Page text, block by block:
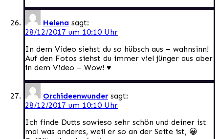
Helena sagt:
28/12/2017 um 10:10 Uhr
In dem Video siehst du so hübsch aus – wahnsinn!
Auf den Fotos siehst du immer viel jünger aus aber
in dem Video – Wow! ♥
Orchideenwunder sagt:
28/12/2017 um 10:10 Uhr
Ich finde Dutts sowieso sehr schön und deiner ist
mal was anderes, weil er so an der Seite ist, 😀